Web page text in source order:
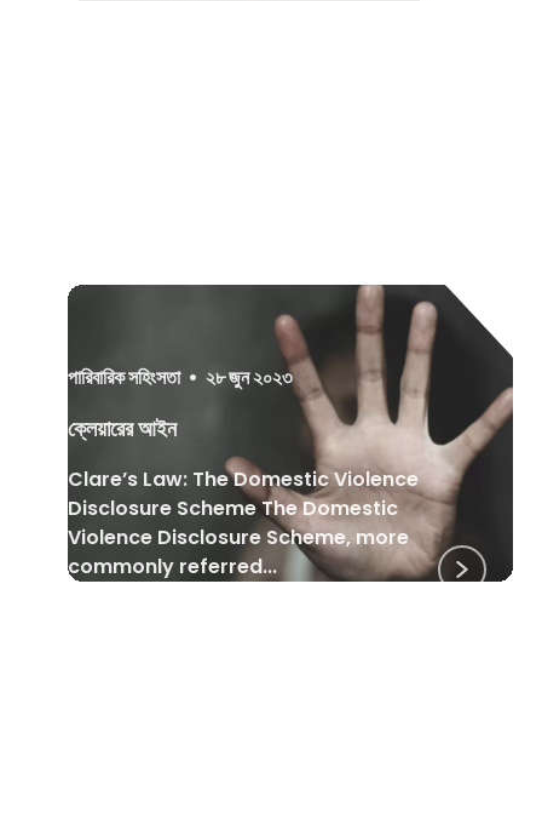
পারিবারিক সহিংসতা • ২৮ জুন ২০২৩
ক্লেয়ারের আইন
Clare’s Law: The Domestic Violence
Disclosure Scheme The Domestic
Violence Disclosure Scheme, more
commonly referred...